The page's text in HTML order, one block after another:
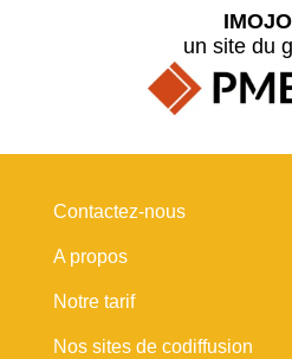
un site du
Contactez-nous
A propos
Notre tarif
Nos sites de codiffusion